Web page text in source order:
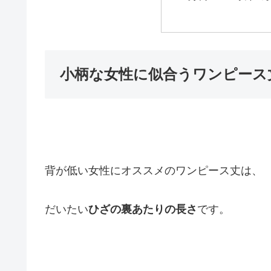
小柄な女性に似合うワンピー
背が低い女性にオススメのワンピース丈は、
だいたいひざの裏あたりの長さ です。